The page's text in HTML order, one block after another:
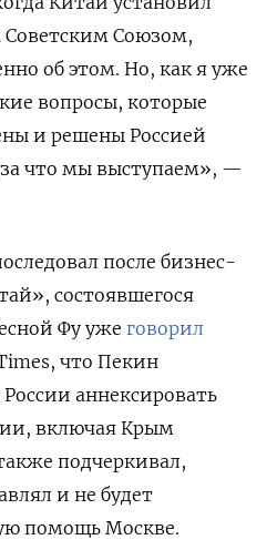
Союзом,
об этом. Но, как я уже
вопросы, которые
и решены Россией
что мы выступаем», —
после бизнес-
состоявшегося
Фу уже говорил
что Пекин
аннексировать
включая Крым
подчеркивал,
и не будет
помощь Москве.